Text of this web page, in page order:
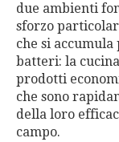
due ambienti
sforzo
che si
batteri: la
prodotti
che sono
della loro
campo.